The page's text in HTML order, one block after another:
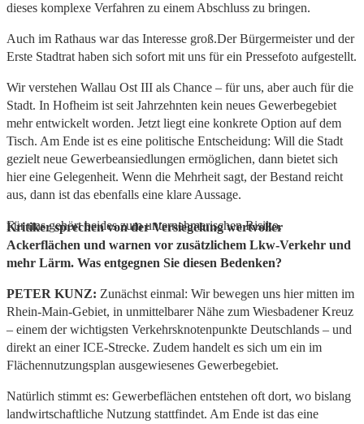
dieses komplexe Verfahren zu einem Abschluss zu bringen.
Auch im Rathaus war das Interesse groß.Der Bürgermeister und der
Erste Stadtrat haben sich sofort mit uns für ein Pressefoto aufgestellt.
Wir verstehen Wallau Ost III als Chance – für uns, aber auch für die
Stadt. In Hofheim ist seit Jahrzehnten kein neues Gewerbegebiet
mehr entwickelt worden. Jetzt liegt eine konkrete Option auf dem
Tisch. Am Ende ist es eine politische Entscheidung: Will die Stadt
gezielt neue Gewerbeansiedlungen ermöglichen, dann bietet sich
hier eine Gelegenheit. Wenn die Mehrheit sagt, der Bestand reicht
aus, dann ist das ebenfalls eine klare Aussage.
Für uns gehört beides zum unternehmerischen Risiko.
Kritiker sprechen von der Versiegelung wertvoller
Ackerflächen und warnen vor zusätzlichem Lkw-Verkehr und
mehr Lärm. Was entgegnen Sie diesen Bedenken?
PETER KUNZ: Zunächst einmal: Wir bewegen uns hier mitten im
Rhein-Main-Gebiet, in unmittelbarer Nähe zum Wiesbadener Kreuz
– einem der wichtigsten Verkehrsknotenpunkte Deutschlands – und
direkt an einer ICE-Strecke. Zudem handelt es sich um ein im
Flächennutzungsplan ausgewiesenes Gewerbegebiet.
Natürlich stimmt es: Gewerbeflächen entstehen oft dort, wo bislang
landwirtschaftliche Nutzung stattfindet. Am Ende ist das eine